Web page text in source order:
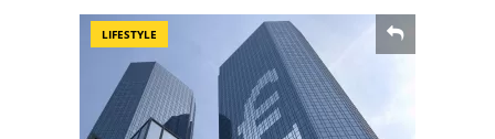
LIFESTYLE